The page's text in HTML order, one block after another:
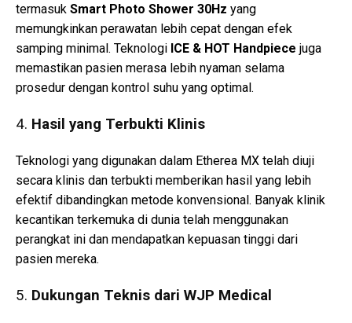
termasuk Smart Photo Shower 30Hz yang
memungkinkan perawatan lebih cepat dengan efek
samping minimal. Teknologi ICE & HOT Handpiece juga
memastikan pasien merasa lebih nyaman selama
prosedur dengan kontrol suhu yang optimal.
4. Hasil yang Terbukti Klinis
Teknologi yang digunakan dalam Etherea MX telah diuji
secara klinis dan terbukti memberikan hasil yang lebih
efektif dibandingkan metode konvensional. Banyak klinik
kecantikan terkemuka di dunia telah menggunakan
perangkat ini dan mendapatkan kepuasan tinggi dari
pasien mereka.
5. Dukungan Teknis dari WJP Medical